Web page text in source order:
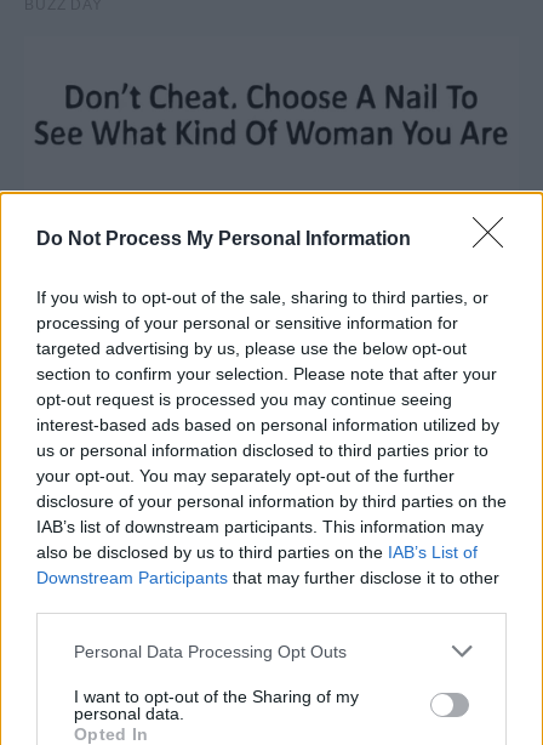
Do Not Process My Personal Information
If you wish to opt-out of the sale, sharing to third parties, or
processing of your personal or sensitive information for
targeted advertising by us, please use the below opt-out
section to confirm your selection. Please note that after your
opt-out request is processed you may continue seeing
interest-based ads based on personal information utilized by
us or personal information disclosed to third parties prior to
your opt-out. You may separately opt-out of the further
disclosure of your personal information by third parties on the
IAB’s list of downstream participants. This information may
also be disclosed by us to third parties on the IAB’s List of
Downstream Participants that may further disclose it to other
Personal Data Processing Opt Outs
I want to opt-out of the Sharing of my
personal data.
Opted In